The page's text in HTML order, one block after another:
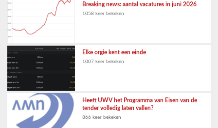
Breaking news: aantal vacatures in juni 2026
1058 keer bekeken
Elke orgie kent een einde
1007 keer bekeken
Heeft UWV het Programma van Eisen van de
tender volledig laten vallen?
866 keer bekeken